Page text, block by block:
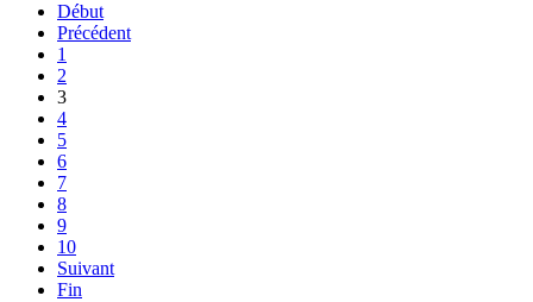
Début
Précédent
1
2
3
4
5
6
7
8
9
10
Suivant
Fin